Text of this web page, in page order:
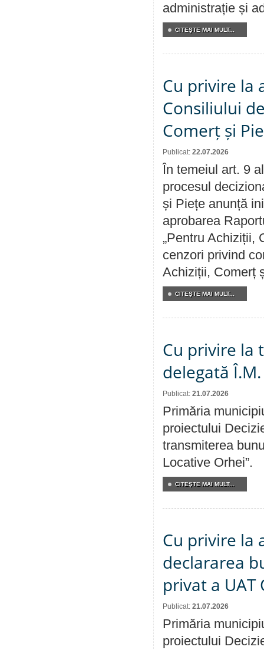
administrație și
CITEŞTE MAI MULT...
Cu privire la
Consiliului
Comerț și
Publicat: 22.07.2026
În temeiul art. 9
procesul
și Piețe anunță
aprobarea
„Pentru Achiziții,
cenzori privind
Achiziții, Comerț
CITEŞTE MAI MULT...
Cu privire la
delegată
Publicat: 21.07.2026
Primăria
proiectului
transmiterea
Locative Orhei”.
CITEŞTE MAI MULT...
Cu privire la
declararea
privat a UAT
Publicat: 21.07.2026
Primăria
proiectului